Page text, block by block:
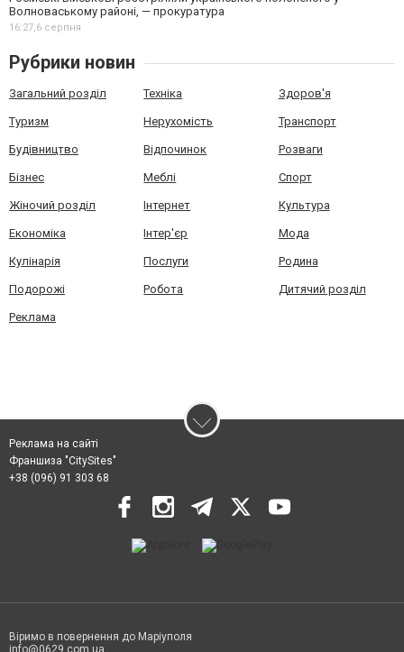
Волноваському районі, — прокуратура
16:27,6 серпня
Рубрики новин
Загальний розділ Техніка Здоров'я
Туризм Нерухомість Транспорт
Будівництво Відпочинок Розваги
Бізнес Меблі Спорт
Жіночий розділ Інтернет Культура
Економіка Інтер'єр Мода
Кулінарія Послуги Родина
Подорожі Робота Дитячий розділ
Реклама
Реклама на сайті
Франшиза "CitySites"
+38 (096) 91 303 68
Віримо в повернення до Маріуполя
info@0629.com.ua